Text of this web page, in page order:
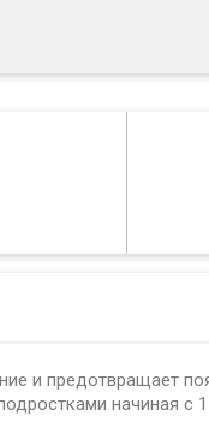
и предотвращает
начиная с